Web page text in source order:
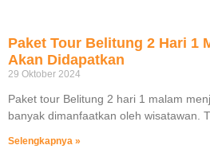
Paket Tour Belitung 2 Hari 1
Akan Didapatkan
29 Oktober 2024
Paket tour Belitung 2 hari 1 malam
banyak dimanfaatkan oleh wisatawan.
Selengkapnya »